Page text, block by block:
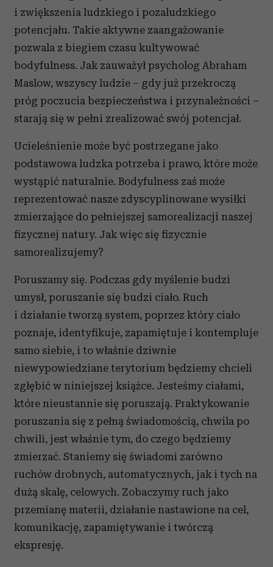
i zwiększenia ludzkiego i pozaludzkiego
potencjału. Takie aktywne zaangażowanie
pozwala z biegiem czasu kultywować
bodyfulness. Jak zauważył psycholog Abraham
Maslow, wszyscy ludzie – gdy już przekroczą
próg poczucia bezpieczeństwa i przynależności –
starają się w pełni zrealizować swój potencjał.
Ucieleśnienie może być postrzegane jako
podstawowa ludzka potrzeba i prawo, które może
wystąpić naturalnie. Bodyfulness zaś może
reprezentować nasze zdyscyplinowane wysiłki
zmierzające do pełniejszej samorealizacji naszej
fizycznej natury. Jak więc się fizycznie
samorealizujemy?
Poruszamy się. Podczas gdy myślenie budzi
umysł, poruszanie się budzi ciało. Ruch
i działanie tworzą system, poprzez który ciało
poznaje, identyfikuje, zapamiętuje i kontempluje
samo siebie, i to właśnie dziwnie
niewypowiedziane terytorium będziemy chcieli
zgłębić w niniejszej książce. Jesteśmy ciałami,
które nieustannie się poruszają. Praktykowanie
poruszania się z pełną świadomością, chwila po
chwili, jest właśnie tym, do czego będziemy
zmierzać. Staniemy się świadomi zarówno
ruchów drobnych, automatycznych, jak i tych na
dużą skalę, celowych. Zobaczymy ruch jako
przemianę materii, działanie nastawione na cel,
komunikację, zapamiętywanie i twórczą
ekspresję.